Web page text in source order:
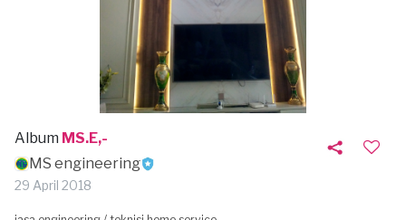
Album MS.E,-
MS engineering
29 April 2018